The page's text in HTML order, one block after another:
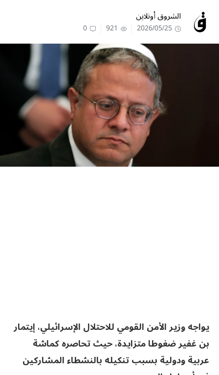
الشروق أونلاين
2026/05/25
921
0
يواجه وزير الأمن القومي للاحتلال الإسرائيلي، إيتمار
بن غفير ضغوطا متزايدة، حيث تحاصره كماشة
عربية ودولية بسبب تنكيله بالنشطاء المشاركين